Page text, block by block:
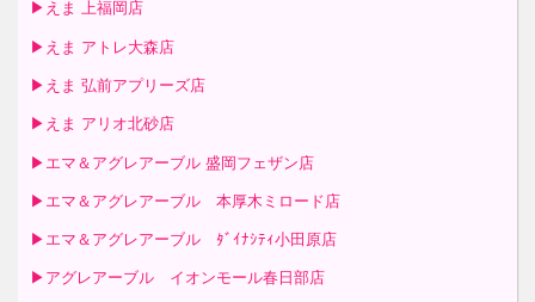
▶えま 上福岡店
▶えま アトレ大森店
▶えま 弘前アプリーズ店
▶えま アリオ北砂店
▶エマ＆アグレアーブル 盛岡フェザン店
▶エマ＆アグレアーブル 本厚木ミロード店
▶エマ＆アグレアーブル ﾀﾞｲﾅｼﾃｨ小田原店
▶アグレアーブル イオンモール春日部店